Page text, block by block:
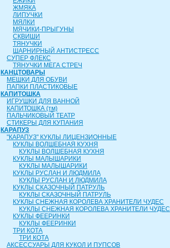
ЖМЯКА
ЛИПУЧКИ
МЯЛКИ
МЯЧИКИ-ПРЫГУНЫ
СКВИШИ
ТЯНУЧКИ
ШАРНИРНЫЙ АНТИСТРЕСС
СУПЕР ФЛЕКС
ТЯНУЧКИ МЕГА СТРЕЧ
КАНЦТОВАРЫ
МЕШКИ ДЛЯ ОБУВИ
ПАПКИ ПЛАСТИКОВЫЕ
КАПИТОШКА
ИГРУШКИ ДЛЯ ВАННОЙ
КАПИТОШКА (тм)
ПАЛЬЧИКОВЫЙ ТЕАТР
СТИКЕРЫ ДЛЯ КУПАНИЯ
КАРАПУЗ
"КАРАПУЗ" КУКЛЫ ЛИЦЕНЗИОННЫЕ
КУКЛЫ ВОЛШЕБНАЯ КУХНЯ
КУКЛЫ ВОЛШЕБНАЯ КУХНЯ
КУКЛЫ МАЛЫШАРИКИ
КУКЛЫ МАЛЫШАРИКИ
КУКЛЫ РУСЛАН И ЛЮДМИЛА
КУКЛЫ РУСЛАН И ЛЮДМИЛА
КУКЛЫ СКАЗОЧНЫЙ ПАТРУЛЬ
КУКЛЫ СКАЗОЧНЫЙ ПАТРУЛЬ
КУКЛЫ СНЕЖНАЯ КОРОЛЕВА ХРАНИТЕЛИ ЧУДЕС
КУКЛЫ СНЕЖНАЯ КОРОЛЕВА ХРАНИТЕЛИ ЧУДЕС
КУКЛЫ ФЕЕРИНКИ
КУКЛЫ ФЕЕРИНКИ
ТРИ КОТА
ТРИ КОТА
АКСЕССУАРЫ ДЛЯ КУКОЛ И ПУПСОВ